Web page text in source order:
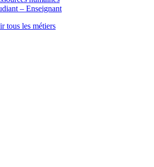
– Enseignant
tous les métiers